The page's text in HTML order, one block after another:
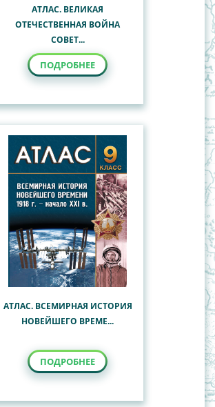
АТЛАС. ВЕЛИКАЯ
ОТЕЧЕСТВЕННАЯ ВОЙНА
СОВЕТ...
ПОДРОБНЕЕ
АТЛАС. ВСЕМИРНАЯ ИСТОРИЯ
НОВЕЙШЕГО ВРЕМЕ...
ПОДРОБНЕЕ